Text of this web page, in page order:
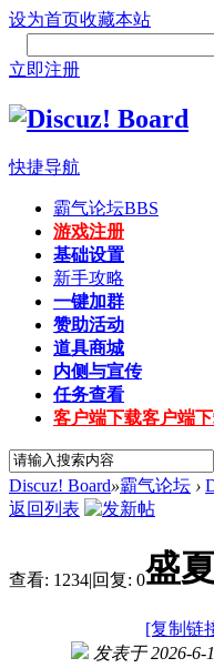
设为首页收藏本站
立即注册
快捷导航
霸气论坛BBS
游戏注册
基础设置
新手攻略
一键加群
赞助活动
道具商城
内侧与宣传
任务查看
客户端下载客户端
Discuz! Board»霸气论坛 ›
返回列表
查看: 1234|回复: 0盛
[复制链
发表于 2026-6-